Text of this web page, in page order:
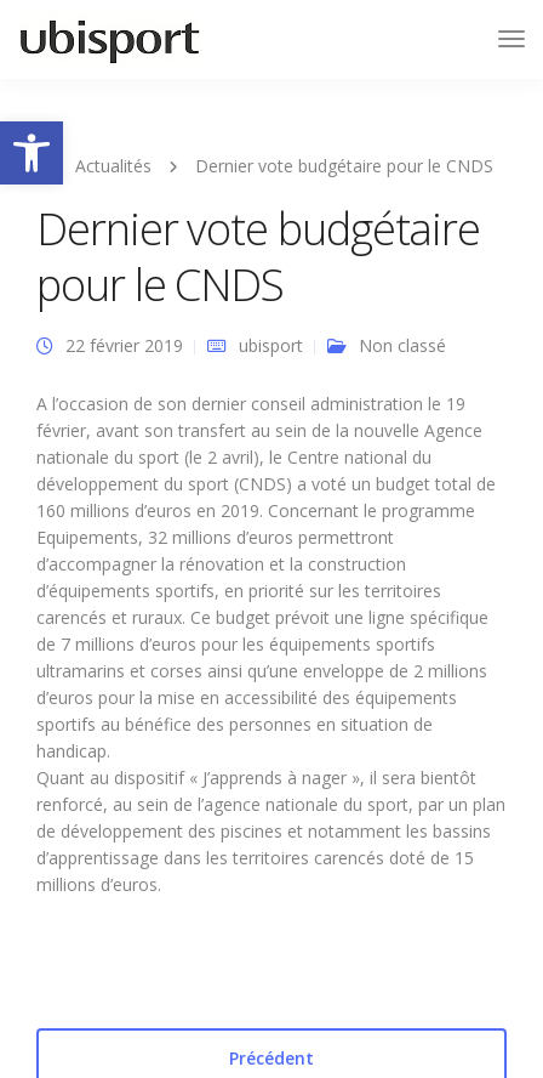
Ouvrir la barre d’outils
Actualités Dernier vote budgétaire pour le CNDS
Dernier vote budgétaire
pour le CNDS
22 février 2019 ubisport Non classé
A l’occasion de son dernier conseil administration le 19
février, avant son transfert au sein de la nouvelle Agence
nationale du sport (le 2 avril), le Centre national du
développement du sport (CNDS) a voté un budget total de
160 millions d’euros en 2019. Concernant le programme
Equipements, 32 millions d’euros permettront
d’accompagner la rénovation et la construction
d’équipements sportifs, en priorité sur les territoires
carencés et ruraux. Ce budget prévoit une ligne spécifique
de 7 millions d’euros pour les équipements sportifs
ultramarins et corses ainsi qu’une enveloppe de 2 millions
d’euros pour la mise en accessibilité des équipements
sportifs au bénéfice des personnes en situation de
handicap.
Quant au dispositif « J’apprends à nager », il sera bientôt
renforcé, au sein de l’agence nationale du sport, par un plan
de développement des piscines et notamment les bassins
d’apprentissage dans les territoires carencés doté de 15
millions d’euros.
Précédent